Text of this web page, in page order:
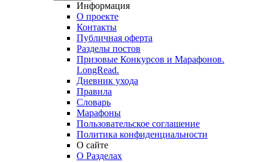
Информация
О проекте
Контакты
Публичная оферта
Разделы постов
Призовые Конкурсов и Марафонов.
LongRead.
Дневник ухода
Правила
Словарь
Марафоны
Пользовательское соглашение
Политика конфиденциальности
О сайте
О Разделах